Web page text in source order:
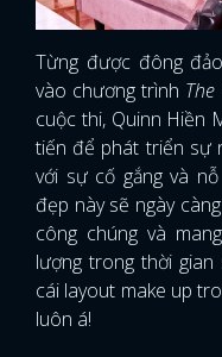
Từng được đông
vào chương trình
cuộc thi, Quinn Hiền
tiến để phát triển sự
với sự cố gắng và
đẹp này sẽ ngày
công chúng và
lượng trong thời gian
cái layout make up
luôn á!